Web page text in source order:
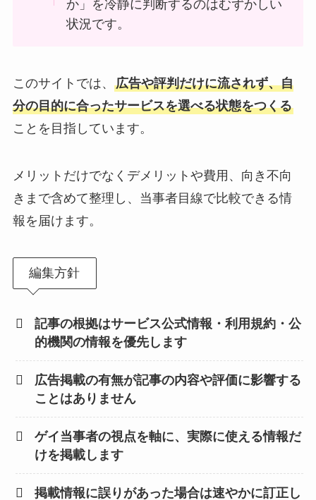
か」を冷静に判断するのはむずかしい
状況です。
このサイトでは、 広告や評判だけに流されず、自
分の目的に合ったサービスを選べる状態をつくる
ことを目指しています。
メリットだけでなくデメリットや費用、向き不向
きまで含めて整理し、当事者目線で比較できる情
報を届けます。
編集方針
記事の根拠はサービス公式情報・利用規約・公
的機関の情報を優先します
広告掲載の有無が記事の内容や評価に影響する
ことはありません
ゲイ当事者の視点を軸に、実際に使える情報だ
けを掲載します
掲載情報に誤りがあった場合は速やかに訂正し